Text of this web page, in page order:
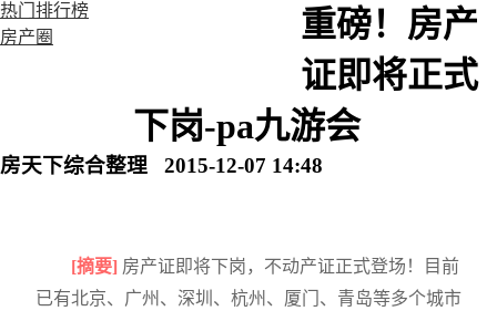
热门排行榜
房产圈
重磅！房产
证即将正式
下岗-pa九游会
房天下综合整理 2015-12-07 14:48
[摘要] 房产证即将下岗，不动产证正式登场！目前
已有北京、广州、深圳、杭州、厦门、青岛等多个城市